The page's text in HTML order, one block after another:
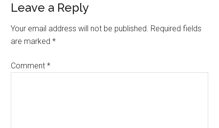
Reader
Interactions
Leave a Reply
Your email address will not be published. Required fields
are marked*
Comment*